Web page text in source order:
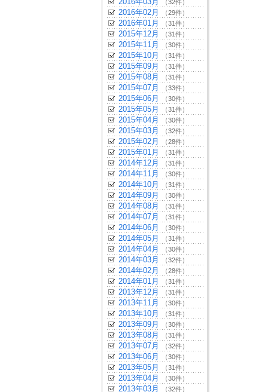
（32件）
2016年02月 （29件）
2016年01月 （31件）
2015年12月 （31件）
2015年11月 （30件）
2015年10月 （31件）
2015年09月 （31件）
2015年08月 （31件）
2015年07月 （33件）
2015年06月 （30件）
2015年05月 （31件）
2015年04月 （30件）
2015年03月 （32件）
2015年02月 （28件）
2015年01月 （31件）
2014年12月 （31件）
2014年11月 （30件）
2014年10月 （31件）
2014年09月 （30件）
2014年08月 （31件）
2014年07月 （31件）
2014年06月 （30件）
2014年05月 （31件）
2014年04月 （30件）
2014年03月 （32件）
2014年02月 （28件）
2014年01月 （31件）
2013年12月 （31件）
2013年11月 （30件）
2013年10月 （31件）
2013年09月 （30件）
2013年08月 （31件）
2013年07月 （32件）
2013年06月 （30件）
2013年05月 （31件）
2013年04月 （30件）
2013年03月 （32件）